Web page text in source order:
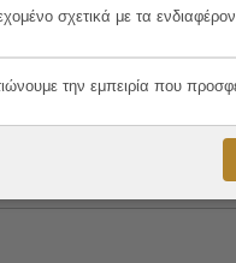
σχετικά με τα
την εμπειρία που